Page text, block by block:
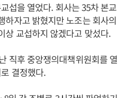
섭을 열었다. 회사는 35차 본교
하자고 밝혔지만 노조는 회사의
상 교섭하지 않겠다고 맞섰다.
직후 중앙쟁의대책위원회를 열
결정했다.